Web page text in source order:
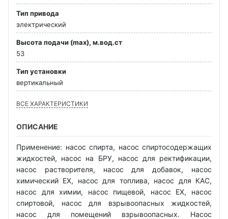
Тип привода
электрический
Высота подачи (max), м.вод.ст
53
Тип установки
вертикальный
ВСЕ ХАРАКТЕРИСТИКИ
ОПИСАНИЕ
Применение: насос спирта, насос спиртосодержащих
жидкостей, насос на БРУ, насос для ректификации,
насос растворителя, насос для добавок, насос
химический EX, насос для топлива, насос для КАС,
насос для химии, насос пищевой, насос EX, насос
спиртовой, насос для взрывоопасных жидкостей,
насос для помещений взрывоопасных. Насос